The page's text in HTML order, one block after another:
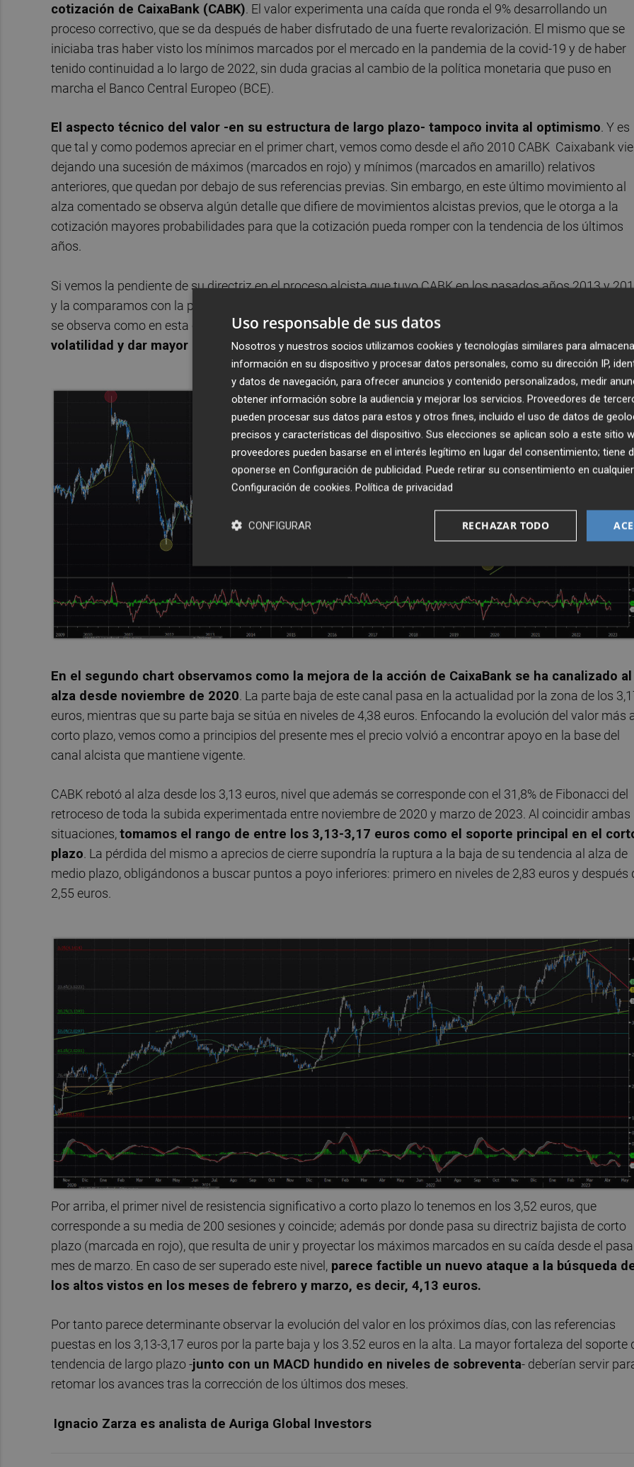
cotización de CaixaBank (CABK). El valor experimenta una caída que ronda el 9% desarrollando un
proceso correctivo, que se da después de haber disfrutado de una fuerte revalorización. El mismo que se
iniciaba tras haber visto los mínimos marcados por el mercado en la pandemia de la covid-19 y de haber
tenido continuidad a lo largo de 2022, sin duda gracias al cambio de la política monetaria que puso en
marcha el Banco Central Europeo (BCE).
El aspecto técnico del valor -en su estructura de largo plazo- tampoco invita al optimismo. Y es
que tal y como podemos apreciar en el primer chart, vemos como desde el año 2010 CABK Caixabank
dejando una sucesión de máximos (marcados en rojo) y mínimos (marcados en amarillo) relativos
anteriores, que quedan por debajo de sus referencias previas. Sin embargo, en este último movimiento al
alza comentado se observa algún detalle que difiere de movimientos alcistas previos, que le otorga a la
cotización mayores probabilidades para que la cotización pueda romper con la tendencia de los últimos
años.
Si vemos la pendiente de su directriz en el proceso alcista que tuvo CABK en los pasados años 2013 y
y la comparamos con la pendiente del proceso al alza que se originaba en el pasado mes de marzo de
se observa como en esta ocasión la pendiente mantiene una menor inclinación.
volatilidad y dar mayor solidez al movimiento.
En el segundo chart observamos como la mejora de la acción de CaixaBank se ha canalizado al
alza desde noviembre de 2020. La parte baja de este canal pasa en la actualidad por la zona de los
euros, mientras que su parte baja se sitúa en niveles de 4,38 euros. Enfocando la evolución del valor más
corto plazo, vemos como a principios del presente mes el precio volvió a encontrar apoyo en la base del
canal alcista que mantiene vigente.
CABK rebotó al alza desde los 3,13 euros, nivel que además se corresponde con el 31,8% de Fibonacci del
retroceso de toda la subida experimentada entre noviembre de 2020 y marzo de 2023. Al coincidir ambas
situaciones,tomamos el rango de entre los 3,13-3,17 euros como el soporte principal en el
plazo. La pérdida del mismo a aprecios de cierre supondría la ruptura a la baja de su tendencia al alza de
medio plazo, obligándonos a buscar puntos a poyo inferiores: primero en niveles de 2,83 euros y después
2,55 euros.
Por arriba, el primer nivel de resistencia significativo a corto plazo lo tenemos en los 3,52 euros, que
corresponde a su media de 200 sesiones y coincide; además por donde pasa su directriz bajista de corto
plazo (marcada en rojo), que resulta de unir y proyectar los máximos marcados en su caída desde el
mes de marzo. En caso de ser superado este nivel, parece factible un nuevo ataque a la búsqueda
los altos vistos en los meses de febrero y marzo, es decir, 4,13 euros.
Por tanto parece determinante observar la evolución del valor en los próximos días, con las referencias
puestas en los 3,13-3,17 euros por la parte baja y los 3.52 euros en la alta. La mayor fortaleza del soporte
tendencia de largo plazo -junto con un MACD hundido en niveles de sobreventa- deberían servir
retomar los avances tras la corrección de los últimos dos meses.
Ignacio Zarza es analista de Auriga Global Investors
Uso responsable de sus datos
Nosotros y nuestros socios utilizamos cookies y tecnologías similares para
información en su dispositivo y procesar datos personales, como su dirección IP,
y datos de navegación, para ofrecer anuncios y contenido personalizados, medir
obtener información sobre la audiencia y mejorar los servicios. Proveedores de
pueden procesar sus datos para estos y otros fines, incluido el uso de datos de
precisos y características del dispositivo. Sus elecciones se aplican solo a este sitio
proveedores pueden basarse en el interés legítimo en lugar del consentimiento; tiene
oponerse en Configuración de publicidad. Puede retirar su consentimiento en
Configuración de cookies. Política de privacidad
RECHAZAR TODO
CONFIGURAR